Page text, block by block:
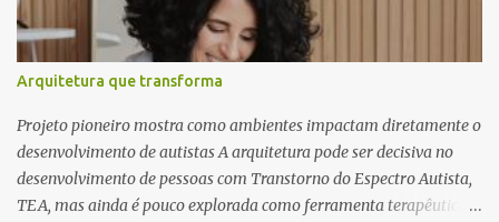
hipnoterapeuta Renê Skaraboto , o organismo ainda opera com
base em mecanismos primitivos. “O nosso cérebro foi moldado ao
longo de milhões de anos para viver na natureza, respeitando
ciclos como o dia e a noite e as estações do ano. Quando a
temperatura cai, ele entende que precisa economizar energia,
como se estivesse se preparando para um período de poucos
recursos”, explica. Esse mecanismo aj...
Arquitetura que transforma
Projeto pioneiro mostra como ambientes impactam diretamente o
desenvolvimento de autistas A arquitetura pode ser decisiva no
desenvolvimento de pessoas com Transtorno do Espectro Autista,
TEA, mas ainda é pouco explorada como ferramenta terapêutica